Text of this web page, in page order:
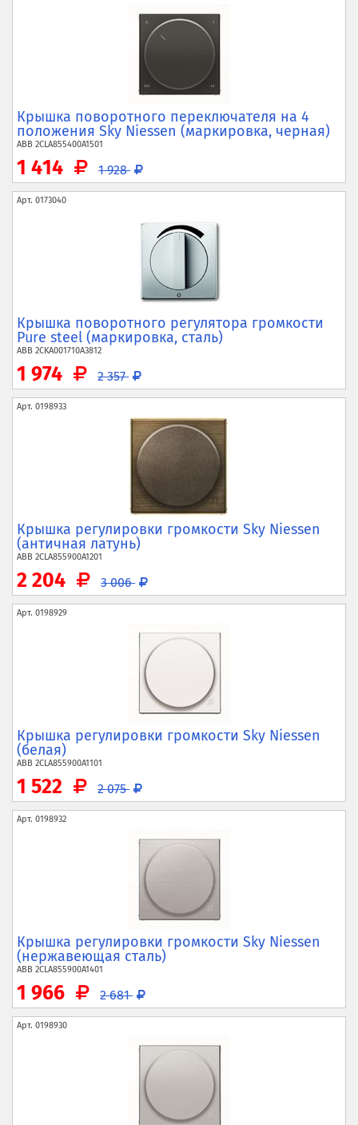
Крышка поворотного переключателя на 4
положения Sky Niessen (маркировка, черная)
ABB 2CLA855400A1501
1 414 1 928
Арт. 0173040
Крышка поворотного регулятора громкости
Pure steel (маркировка, сталь)
ABB 2CKA001710A3812
1 974 2 357
Арт. 0198933
Крышка регулировки громкости Sky Niessen
(античная латунь)
ABB 2CLA855900A1201
2 204 3 006
Арт. 0198929
Крышка регулировки громкости Sky Niessen
(белая)
ABB 2CLA855900A1101
1 522 2 075
Арт. 0198932
Крышка регулировки громкости Sky Niessen
(нержавеющая сталь)
ABB 2CLA855900A1401
1 966 2 681
Арт. 0198930